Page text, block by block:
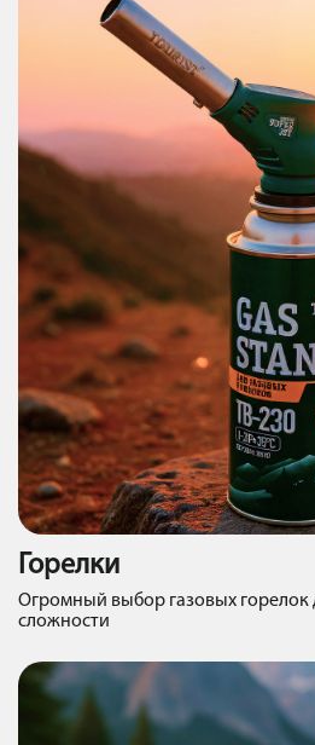
Горелки
Огромный выбор газовых горелок
сложности